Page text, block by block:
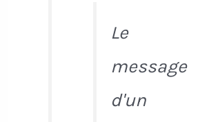
Le
message
d'un